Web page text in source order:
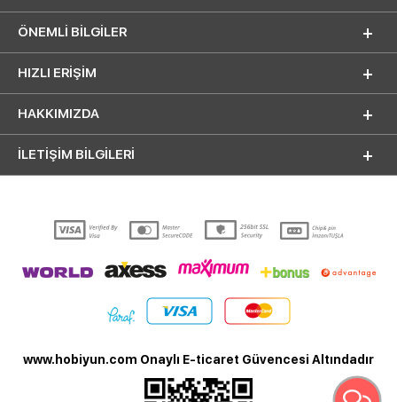
ÖNEMLI BILGILER
HIZLI ERIŞIM
HAKKIMIZDA
İLETİŞİM BİLGİLERİ
www.hobiyun.com Onaylı E-ticaret Güvencesi Altındadır